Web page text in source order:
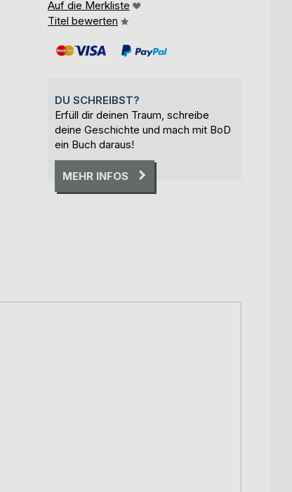
Auf die Merkliste
Titel bewerten
DU SCHREIBST?
Erfüll dir deinen Traum, schreibe
deine Geschichte und mach mit BoD
ein Buch daraus!
MEHR INFOS